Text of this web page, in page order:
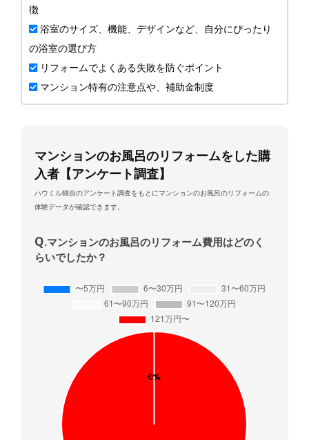
徴
浴室のサイズ、機能、デザインなど、自分にぴったり
の浴室の選び方
リフォームでよくある失敗を防ぐポイント
マンション特有の注意点や、補助金制度
マンションのお風呂のリフォームをした購
入者【アンケート調査】
ハウミル独自のアンケート調査をもとにマンションのお風呂のリフォームの
体験データが確認できます。
Q.マンションのお風呂のリフォーム費用はどのく
らいでしたか？